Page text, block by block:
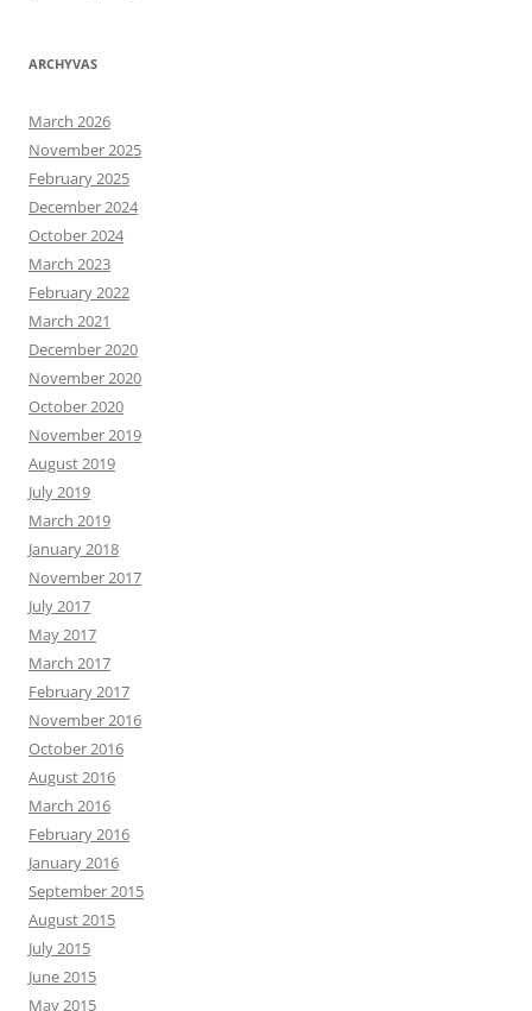
ARCHYVAS
March 2026
November 2025
February 2025
December 2024
October 2024
March 2023
February 2022
March 2021
December 2020
November 2020
October 2020
November 2019
August 2019
July 2019
March 2019
January 2018
November 2017
July 2017
May 2017
March 2017
February 2017
November 2016
October 2016
August 2016
March 2016
February 2016
January 2016
September 2015
August 2015
July 2015
June 2015
May 2015